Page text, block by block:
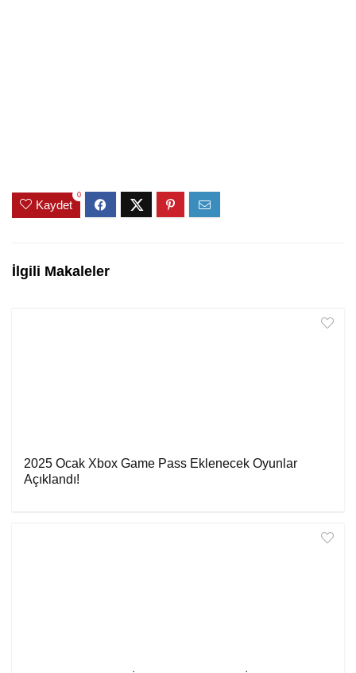
Kaydet
0
İlgili Makaleler
2025 Ocak Xbox Game Pass Eklenecek Oyunlar
Açıklandı!